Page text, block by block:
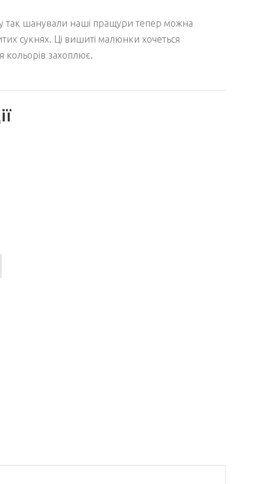
так шанували наші пращури тепер можна
сукнях. Ці вишиті малюнки хочеться
кольорів захоплює.